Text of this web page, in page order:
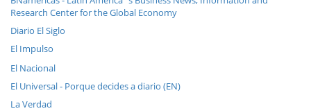
Research Center for the Global Economy
Diario El Siglo
El Impulso
El Nacional
El Universal - Porque decides a diario (EN)
La Verdad